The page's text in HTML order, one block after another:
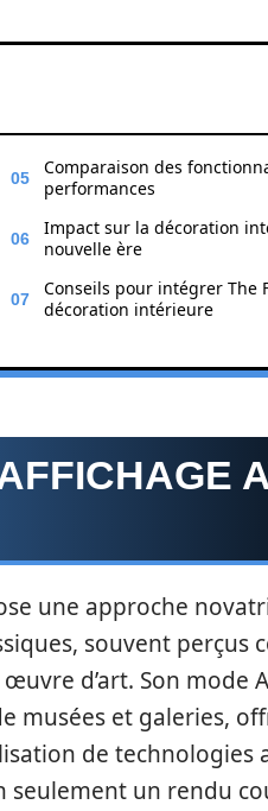
Comparaison des
performances
Impact sur la décoration
nouvelle ère
Conseils pour intégrer The
décoration intérieure
une approche
souvent perçus
d’art. Son mode
musées et galeries,
de technologies
seulement un rendu